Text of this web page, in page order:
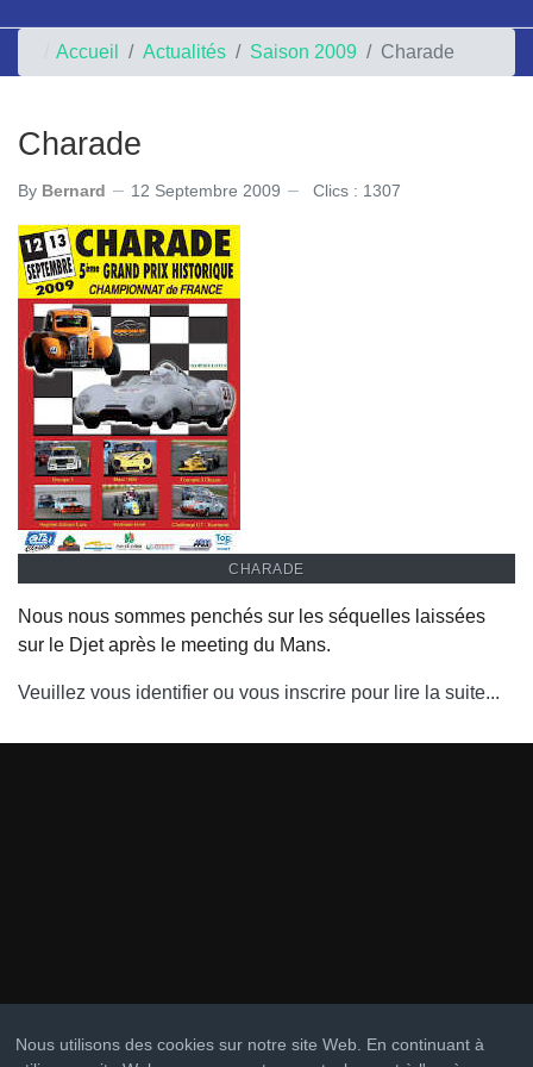
Accueil Actualités Saison 2009 Charade
Charade
By Bernard 12 Septembre 2009 Clics : 1307
CHARADE
Nous nous sommes penchés sur les séquelles laissées
sur le Djet après le meeting du Mans.
Veuillez vous identifier ou vous inscrire pour lire la suite...
Nous utilisons des cookies sur notre site Web. En continuant à